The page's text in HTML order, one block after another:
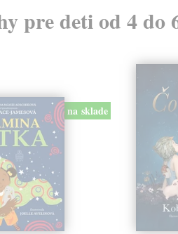
pre deti od 4 do
na sklade